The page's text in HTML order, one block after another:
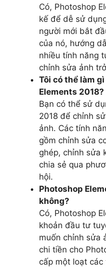
Có, Photoshop
kế để dễ sử
người mới bắt
của nó, hướng
nhiều tính năng
chỉnh sửa ảnh
Tôi có thể làm
Elements 2018?
Bạn có thể sử
2018 để chỉnh
ảnh. Các tính
gồm chỉnh sửa
ghép, chỉnh sửa
chia sẻ qua
hội.
Photoshop
không?
Có, Photoshop
khoản đầu tư
muốn chỉnh sửa
chi tiền cho
cấp một loạt